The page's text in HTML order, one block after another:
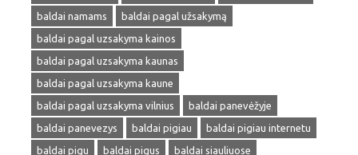
baldai namams
baldai pagal užsakymą
baldai pagal uzsakyma kainos
baldai pagal uzsakyma kaunas
baldai pagal uzsakyma kaune
baldai pagal uzsakyma vilnius
baldai panevėžyje
baldai panevezys
baldai pigiau
baldai pigiau internetu
baldai pigu
baldai pigus baldai siauliuose